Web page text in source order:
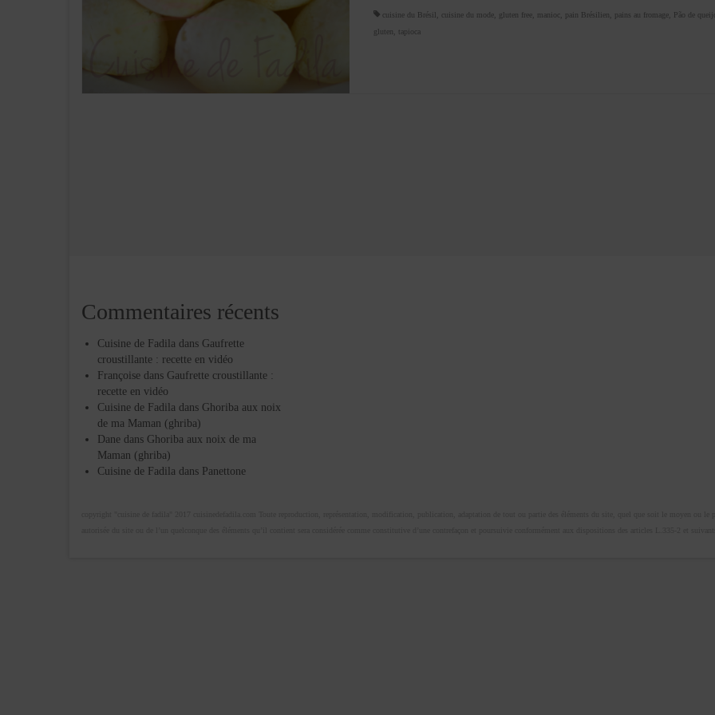
cuisine du Brésil, cuisine du mode, gluten free, manioc, pain Brésilien, pains au fromage, Pão de queijo
gluten, tapioca
Commentaires récents
Cuisine de Fadila dans Gaufrette
croustillante : recette en vidéo
Françoise dans Gaufrette croustillante :
recette en vidéo
Cuisine de Fadila dans Ghoriba aux noix
de ma Maman (ghriba)
Dane dans Ghoriba aux noix de ma
Maman (ghriba)
Cuisine de Fadila dans Panettone